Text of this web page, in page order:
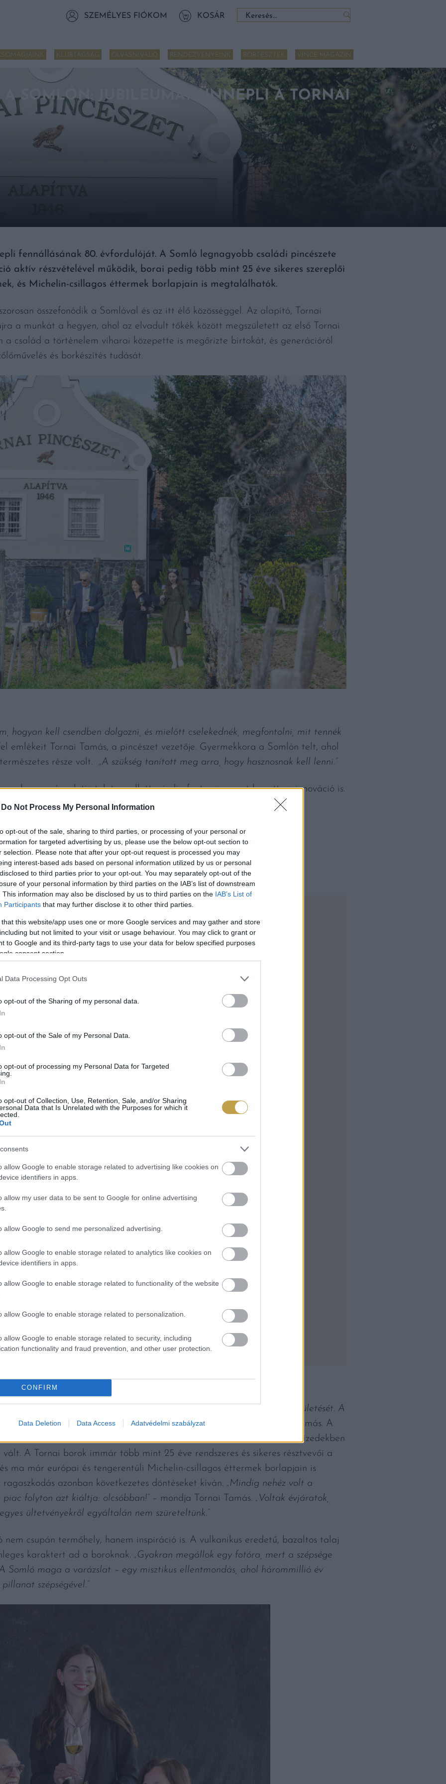
Do Not Process My Personal Information
opt-out of the sale, sharing to third parties, or processing of your personal or
for targeted advertising by us, please use the below opt-out section to
selection. Please note that after your opt-out request is processed you may
interest-based ads based on personal information utilized by us or personal
to third parties prior to your opt-out. You may separately opt-out of the
of your personal information by third parties on the IAB’s list of downstream
This information may also be disclosed by us to third parties on the IAB’s List of
Participants that may further disclose it to other third parties.
that this website/app uses one or more Google services and may gather and store
but not limited to your visit or usage behaviour. You may click to grant or
to Google and its third-party tags to use your data for below specified purposes
consent section.
Data Processing Opt Outs
opt-out of the Sharing of my personal data.
opt-out of the Sale of my Personal Data.
opt-out of processing my Personal Data for Targeted
opt-out of Collection, Use, Retention, Sale, and/or Sharing
Data that Is Unrelated with the Purposes for which it
allow Google to enable storage related to advertising like cookies on
identifiers in apps.
allow my user data to be sent to Google for online advertising
allow Google to send me personalized advertising.
allow Google to enable storage related to analytics like cookies on
identifiers in apps.
allow Google to enable storage related to functionality of the website
allow Google to enable storage related to personalization.
allow Google to enable storage related to security, including
functionality and fraud prevention, and other user protection.
CONFIRM
Data Deletion Data Access Adatvédelmi szabályzat
SZEMÉLYES FIÓKOM KOSÁR Keresés:
KLUBTAGSÁG OLVASNIVALÓ RENDEZVÉNYEINK BORTESZTEK VINCE MAGAZIN
SOMLÓN: JUBILEUMÁT ÜNNEPLI A TORNAI
fennállásának 80. évfordulóját. A Somló legnagyobb családi pincészete
aktív részvételével működik, borai pedig több mint 25 éve sikeres szereplői
és Michelin-csillagos éttermek borlapjain is megtalálhatók.
összefonódik a Somlóval és az itt élő közösséggel. Az alapító, Tornai
a munkát a hegyen, ahol az elvadult tőkék között megszületett az első Tornai
a család a történelem viharai közepette is megőrizte birtokát, és generációról
és borkészítés tudását.
hogyan kell csendben dolgozni, és mielőtt cselekednék, megfontolni, mit tennék
emlékeit Tornai Tamás, a pincészet vezetője. Gyermekkora a Somlón telt, ahol
része volt. „A szükség tanított meg arra, hogy hasznosnak kell lenni.”
a hagyományok tisztelete mellett mindig fontos szerepet kapott az innováció is.
nyitottak voltak az új megoldásokra, és a technológiai fejlesztéseket
folyamatok támogatásának szolgálatába állították.
folyamat; a bort nem készítjük, hanem gondozzuk és kísérjük a megszületését. A
benne élni, használni, de nem kihasználni”
– fogalmaz Tornai Tamás. A
iránti elkötelezettségnek köszönhetően a pincészet az elmúlt évtizedekben
vált. A Tornai borok immár több mint 25 éve rendszeres és sikeres résztvevői a
ma már európai és tengerentúli Michelin-csillagos éttermek borlapjain is
azonban következetes döntéseket kíván. „Mindig nehéz volt a
folyton azt kiáltja: olcsóbban!” – mondja Tornai Tamás. „Voltak évjáratok,
ültetvényekről egyáltalán nem szüreteltünk.”
csupán termőhely, hanem inspiráció is. A vulkanikus eredetű, bazaltos talaj
karaktert ad a boroknak. „Gyakran megállok egy fotóra, mert a szépsége
Somló maga a varázslat – egy misztikus ellentmondás, ahol hárommillió év
szépségével.”